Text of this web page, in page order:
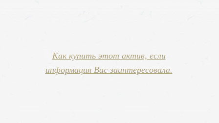
Как купить этот актив, если
информация Вас заинтересовала.